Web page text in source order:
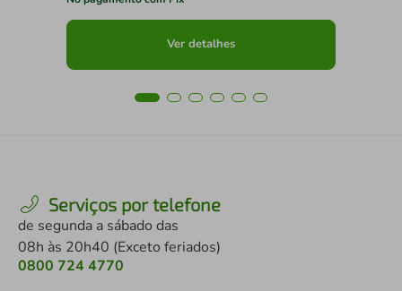
Ver detalhes
Serviços por telefone
de segunda a sábado das
08h às 20h40 (Exceto feriados)
0800 724 4770